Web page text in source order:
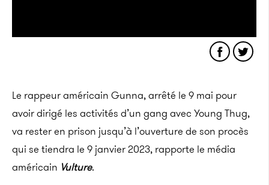
Le rappeur américain Gunna, arrêté le 9 mai pour
avoir dirigé les activités d’un gang avec Young Thug,
va rester en prison jusqu’à l’ouverture de son procès
qui se tiendra le 9 janvier 2023, rapporte le média
américain Vulture.